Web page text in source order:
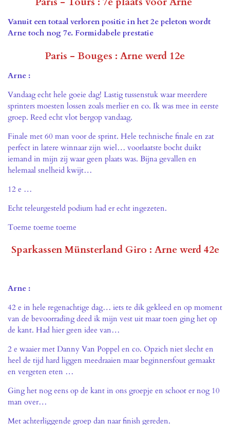
Vanuit een totaal verloren positie in het 2e peleton wordt
Arne toch nog 7e. Formidabele prestatie
Paris - Bouges : Arne werd 12e
Arne :
Vandaag echt hele goeie dag! Lastig tussenstuk waar meerdere
sprinters moesten lossen zoals merlier en co. Ik was mee in eerste
groep. Reed echt vlot bergop vandaag.
Finale met 60 man voor de sprint. Hele technische finale en zat
perfect in latere winnaar zijn wiel… voorlaatste bocht duikt
iemand in mijn zij waar geen plaats was. Bijna gevallen en
helemaal snelheid kwijt…
12 e …
Echt teleurgesteld podium had er echt ingezeten.
Toeme toeme toeme
Sparkassen Münsterland Giro : Arne werd 42e
Arne :
42 e in hele regenachtige dag… iets te dik gekleed en op moment
van de bevoorrading deed ik mijn vest uit maar toen ging het op
de kant. Had hier geen idee van…
2 e waaier met Danny Van Poppel en co. Opzich niet slecht en
heel de tijd hard liggen meedraaien maar beginnersfout gemaakt
en vergeten eten …
Ging het nog eens op de kant in ons groepje en schoot er nog 10
man over…
Met achterliggende groep dan naar finish gereden.